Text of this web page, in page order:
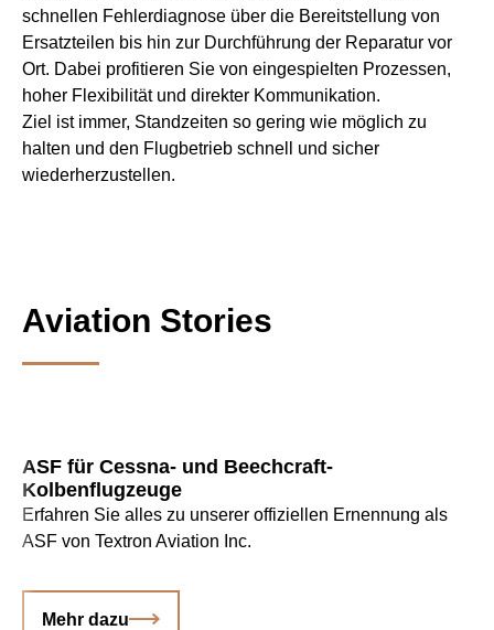
schnellen Fehlerdiagnose über die Bereitstellung von
Ersatzteilen bis hin zur Durchführung der Reparatur vor
Ort. Dabei profitieren Sie von eingespielten Prozessen,
hoher Flexibilität und direkter Kommunikation.
Ziel ist immer, Standzeiten so gering wie möglich zu
halten und den Flugbetrieb schnell und sicher
wiederherzustellen.
Aviation Stories
ASF für Cessna- und Beechcraft-
Kolbenflugzeuge
Erfahren Sie alles zu unserer offiziellen Ernennung als
ASF von Textron Aviation Inc.
Mehr dazu